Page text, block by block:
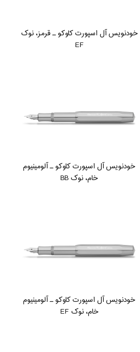
خودنویس آل اسپورت کاوکو ـ قرمز، نوک
EF
خودنویس آل اسپورت کاوکو ـ آلومینیوم
خام، نوک BB
خودنویس آل اسپورت کاوکو ـ آلومینیوم
خام، نوک EF